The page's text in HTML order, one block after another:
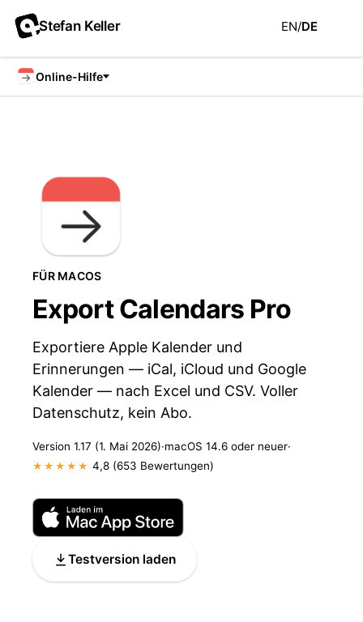
Stefan Keller EN/DE
Online-Hilfe
FÜR MACOS
Export Calendars Pro
Exportiere Apple Kalender und
Erinnerungen — iCal, iCloud und Google
Kalender — nach Excel und CSV. Voller
Datenschutz, kein Abo.
Version 1.17 (1. Mai 2026)·macOS 14.6 oder neuer·
★★★★★ 4,8 (653 Bewertungen)
Testversion laden